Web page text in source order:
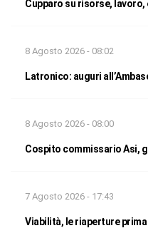
Cupparo su risorse, lavoro,
8 Agosto 2026 - 08:02
Latronico: auguri
8 Agosto 2026 - 08:00
Cospito commissario Asi,
7 Agosto 2026 - 17:43
Viabilità, le riaperture